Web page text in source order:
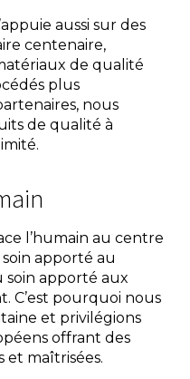
aussi sur des
centenaire,
de qualité
plus
nous
de qualité à
l’humain au centre
apporté au
soin apporté aux
C’est pourquoi nous
et privilégions
offrant des
et maîtrisées.